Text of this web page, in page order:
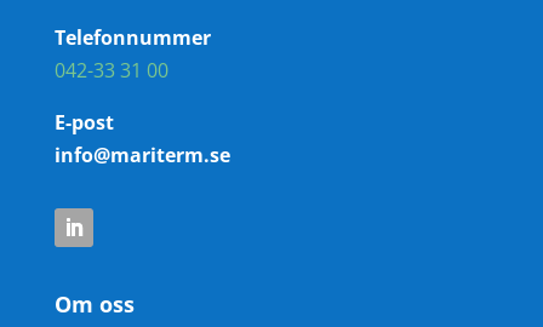
Telefonnummer
042-33 31 00
E-post
info@mariterm.se
Om oss